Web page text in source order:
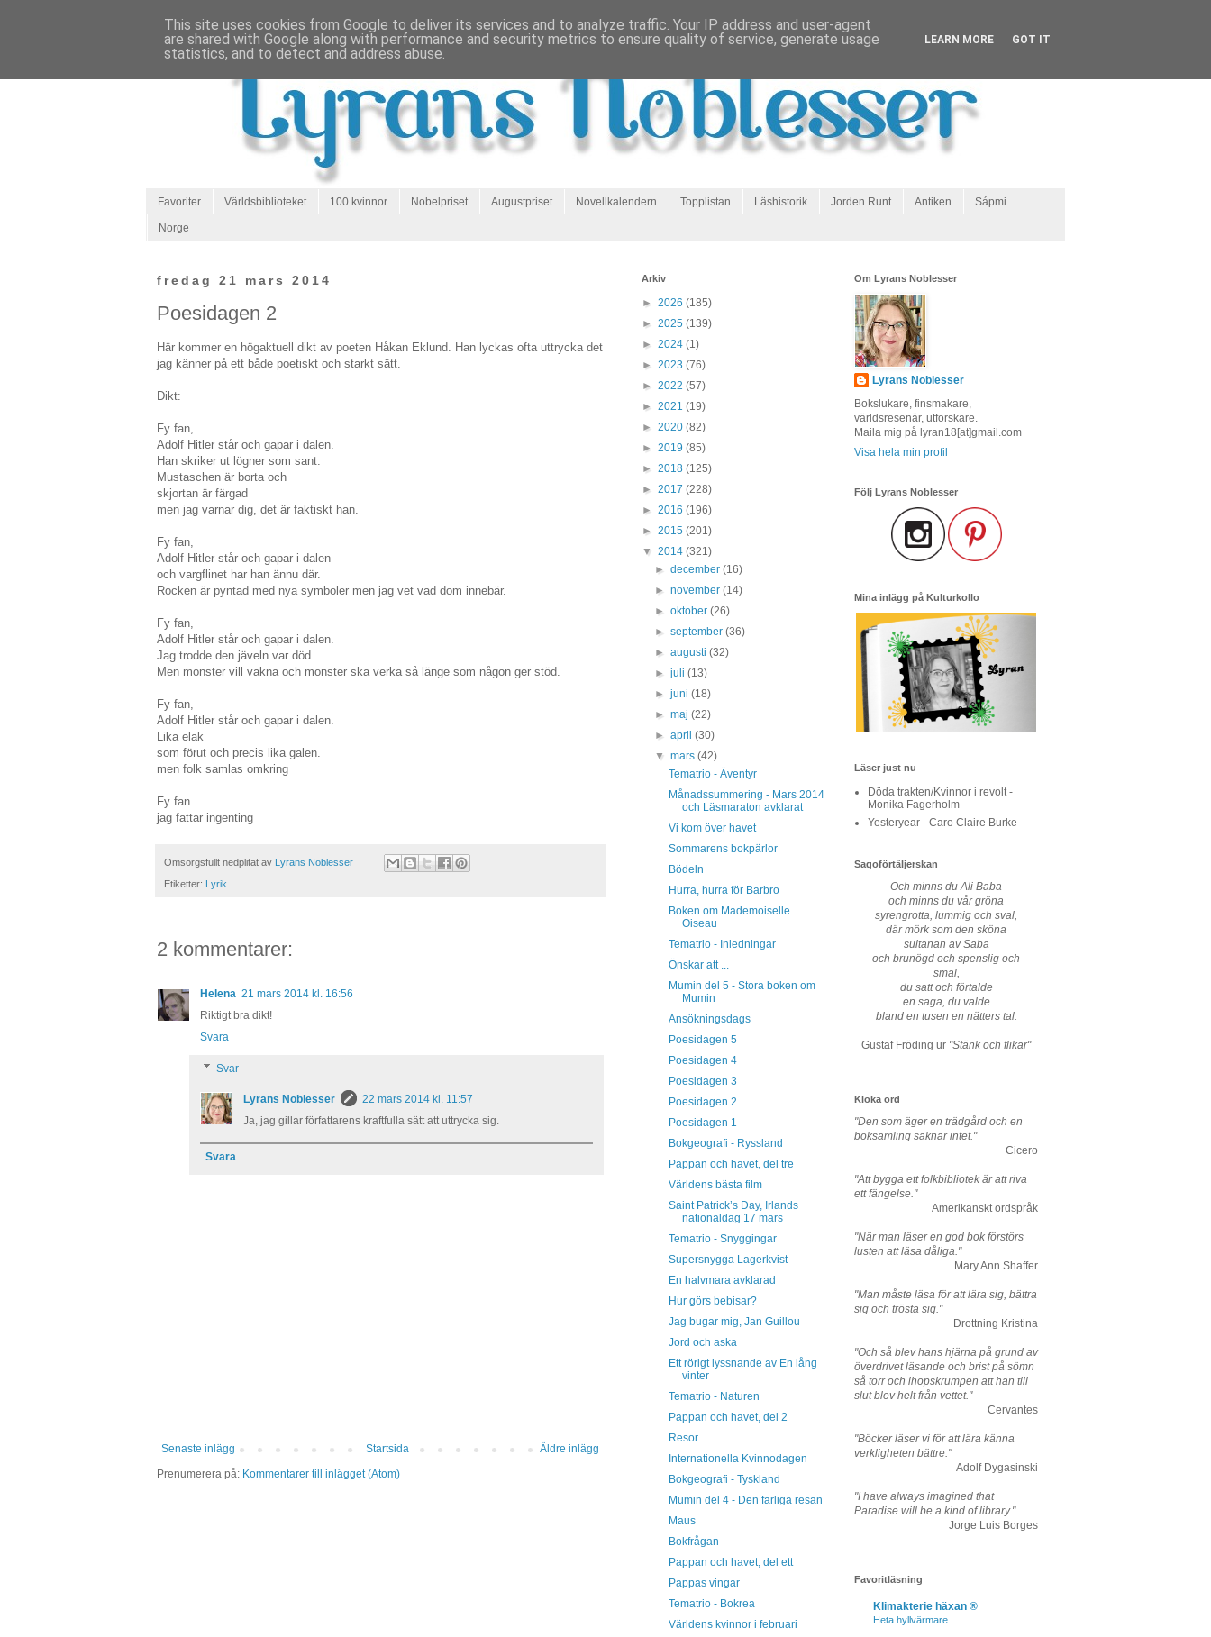
Favoriter Världsbiblioteket 100 kvinnor Nobelpriset Augustpriset Novellkalendern Topplistan Läshistorik Jorden Runt Antiken Sápmi
Norge
fredag 21 mars 2014
Poesidagen 2
Här kommer en högaktuell dikt av poeten Håkan Eklund. Han lyckas ofta uttrycka det
jag känner på ett både poetiskt och starkt sätt.
Dikt:
Fy fan,
Adolf Hitler står och gapar i dalen.
Han skriker ut lögner som sant.
Mustaschen är borta och
skjortan är färgad
men jag varnar dig, det är faktiskt han.
Fy fan,
Adolf Hitler står och gapar i dalen
och vargflinet har han ännu där.
Rocken är pyntad med nya symboler men jag vet vad dom innebär.
Fy fan,
Adolf Hitler står och gapar i dalen.
Jag trodde den jäveln var död.
Men monster vill vakna och monster ska verka så länge som någon ger stöd.
Fy fan,
Adolf Hitler står och gapar i dalen.
Lika elak
som förut och precis lika galen.
men folk samlas omkring
Fy fan
jag fattar ingenting
Omsorgsfullt nedplitat av Lyrans Noblesser
Etiketter: Lyrik
2 kommentarer:
Helena 21 mars 2014 kl. 16:56
Riktigt bra dikt!
Svara
Svar
Lyrans Noblesser
22 mars 2014 kl. 11:57
Ja, jag gillar författarens kraftfulla sätt att uttrycka sig.
Svara
Senaste inlägg Äldre inlägg
Startsida
Prenumerera på: Kommentarer till inlägget (Atom)
Arkiv
► 2026 (185)
► 2025 (139)
► 2024 (1)
► 2023 (76)
► 2022 (57)
► 2021 (19)
► 2020 (82)
► 2019 (85)
► 2018 (125)
► 2017 (228)
► 2016 (196)
► 2015 (201)
▼ 2014 (321)
►december(16)
►november(14)
►oktober(26)
►september(36)
►augusti(32)
►juli(13)
►juni(18)
►maj(22)
►april(30)
▼mars(42)
Tematrio - Äventyr
Månadssummering - Mars 2014
och Läsmaraton avklarat
Vi kom över havet
Sommarens bokpärlor
Bödeln
Hurra, hurra för Barbro
Boken om Mademoiselle
Oiseau
Tematrio - Inledningar
Önskar att ...
Mumin del 5 - Stora boken om
Mumin
Ansökningsdags
Poesidagen 5
Poesidagen 4
Poesidagen 3
Poesidagen 2
Poesidagen 1
Bokgeografi - Ryssland
Pappan och havet, del tre
Världens bästa film
Saint Patrick’s Day, Irlands
nationaldag 17 mars
Tematrio - Snyggingar
Supersnygga Lagerkvist
En halvmara avklarad
Hur görs bebisar?
Jag bugar mig, Jan Guillou
Jord och aska
Ett rörigt lyssnande av En lång
vinter
Tematrio - Naturen
Pappan och havet, del 2
Resor
Internationella Kvinnodagen
Bokgeografi - Tyskland
Mumin del 4 - Den farliga resan
Maus
Bokfrågan
Pappan och havet, del ett
Pappas vingar
Tematrio - Bokrea
Världens kvinnor i februari
Om Lyrans Noblesser
Lyrans Noblesser
Bokslukare, finsmakare,
världsresenär, utforskare.
Maila mig på lyran18[at]gmail.com
Visa hela min profil
Följ Lyrans Noblesser
Mina inlägg på Kulturkollo
Läser just nu
Döda trakten/Kvinnor i revolt -
Monika Fagerholm
Yesteryear - Caro Claire Burke
Sagoförtäljerskan
Och minns du Ali Baba
och minns du vår gröna
syrengrotta, lummig och sval,
där mörk som den sköna
sultanan av Saba
och brunögd och spenslig och
smal,
du satt och förtalde
en saga, du valde
bland en tusen en nätters tal.
Gustaf Fröding ur "Stänk och flikar"
Kloka ord
"Den som äger en trädgård och en
boksamling saknar intet."
Cicero
"Att bygga ett folkbibliotek är att riva
ett fängelse."
Amerikanskt ordspråk
"När man läser en god bok förstörs
lusten att läsa dåliga."
Mary Ann Shaffer
"Man måste läsa för att lära sig, bättra
sig och trösta sig."
Drottning Kristina
"Och så blev hans hjärna på grund av
överdrivet läsande och brist på sömn
så torr och ihopskrumpen att han till
slut blev helt från vettet."
Cervantes
"Böcker läser vi för att lära känna
verkligheten bättre."
Adolf Dygasinski
"I have always imagined that
Paradise will be a kind of library."
Jorge Luis Borges
Favoritläsning
Klimakterie häxan ®
Heta hyllvärmare
This site uses cookies from Google to deliver its services and to analyze traffic. Your IP address and user-agent
are shared with Google along with performance and security metrics to ensure quality of service, generate usage
statistics, and to detect and address abuse.
LEARN MORE GOT IT